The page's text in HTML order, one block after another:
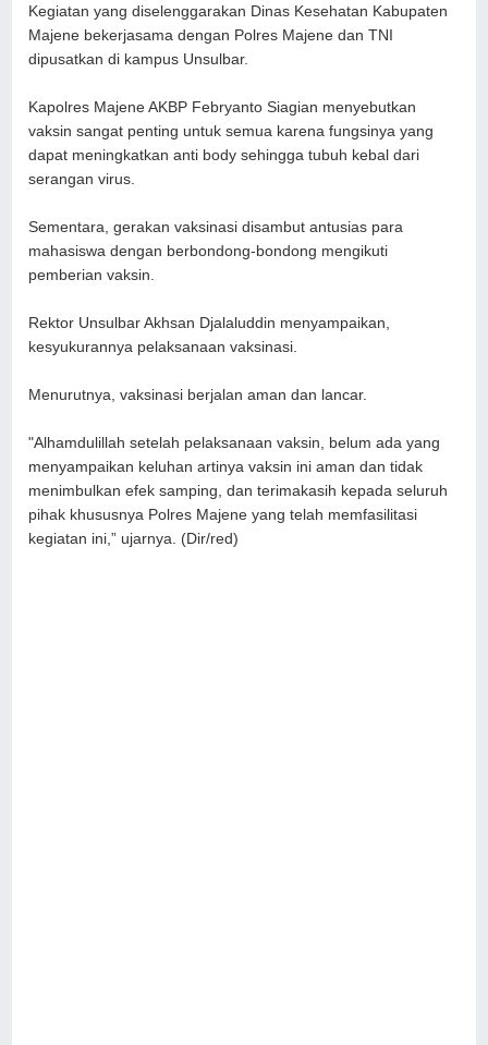
Kegiatan yang diselenggarakan Dinas Kesehatan Kabupaten
Majene bekerjasama dengan Polres Majene dan TNI
dipusatkan di kampus Unsulbar.
Kapolres Majene AKBP Febryanto Siagian menyebutkan
vaksin sangat penting untuk semua karena fungsinya yang
dapat meningkatkan anti body sehingga tubuh kebal dari
serangan virus.
Sementara, gerakan vaksinasi disambut antusias para
mahasiswa dengan berbondong-bondong mengikuti
pemberian vaksin.
Rektor Unsulbar Akhsan Djalaluddin menyampaikan,
kesyukurannya pelaksanaan vaksinasi.
Menurutnya, vaksinasi berjalan aman dan lancar.
"Alhamdulillah setelah pelaksanaan vaksin, belum ada yang
menyampaikan keluhan artinya vaksin ini aman dan tidak
menimbulkan efek samping, dan terimakasih kepada seluruh
pihak khususnya Polres Majene yang telah memfasilitasi
kegiatan ini,” ujarnya. (Dir/red)